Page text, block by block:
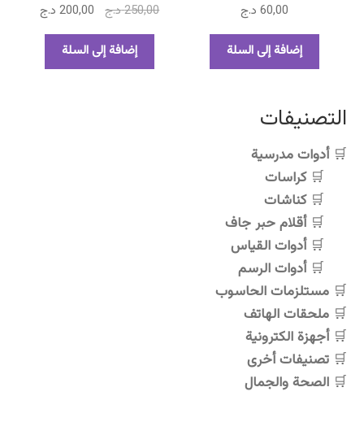
60,00 د.ج
إضافة إلى السلة
250,00د.ج
السعر
الأصلي
هو:
250,00 د.ج.
200,00 د.جالسعر
إضافة إلى السلة
التصنيفات
أدوات مدرسية
كراسات
كناشات
أقلام حبر جاف
أدوات القياس
أدوات الرسم
مستلزمات الحاسوب
ملحقات الهاتف
أجهزة الكترونية
تصنيفات أخرى
الصحة والجمال